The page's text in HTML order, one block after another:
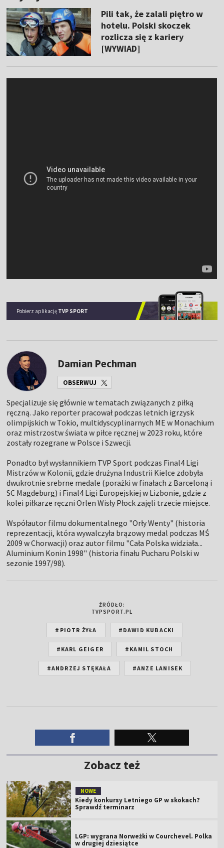
Pili tak, że zalali piętro w
hotelu. Polski skoczek
rozlicza się z kariery
[WYWIAD]
Pobierz aplikację TVP SPORT
Damian Pechman
OBSERWUJ
Specjalizuje się głównie w tematach związanych z piłką
ręczną. Jako reporter pracował podczas letnich igrzysk
olimpijskich w Tokio, multidyscyplinarnych ME w Monachium
oraz mistrzostw świata w piłce ręcznej w 2023 roku, które
zostały rozegrane w Polsce i Szwecji.
Ponadto był wysłannikiem TVP Sport podczas Final4 Ligi
Mistrzów w Kolonii, gdzie drużyna Industrii Kielce zdobyła
dwukrotnie srebrne medale (porażki w finałach z Barceloną i
SC Magdeburg) i Final4 Ligi Europejskiej w Lizbonie, gdzie z
kolei piłkarze ręczni Orlen Wisły Płock zajęli trzecie miejsce.
Współautor filmu dokumentalnego "Orły Wenty" (historia
reprezentacji, która wywalczyła brązowy medal podczas MŚ
2009 w Chorwacji) oraz autor filmu "Cała Polska widziała...
Aluminium Konin 1998" (historia finału Pucharu Polski w
sezonie 1997/98).
ŹRÓDŁO:
TVPSPORT.PL
#PIOTR ŻYŁA #DAWID KUBACKI
#KARL GEIGER #KAMIL STOCH
#ANDRZEJ STĘKAŁA #ANZE LANISEK
Zobacz też
NOWE
Kiedy konkursy Letniego GP w skokach?
Sprawdź terminarz
LGP: wygrana Norweżki w Courchevel. Polka
w drugiej dziesiątce